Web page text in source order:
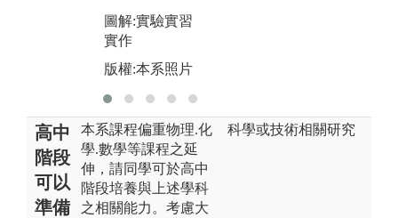
圖解:實驗實習
實作
版權:本系照片
高中
階段
可以
準備
本系課程偏重物理.化
學.數學等課程之延
伸，請同學可於高中
階段培養與上述學科
之相關能力。考慮大
科學或技術相關研究